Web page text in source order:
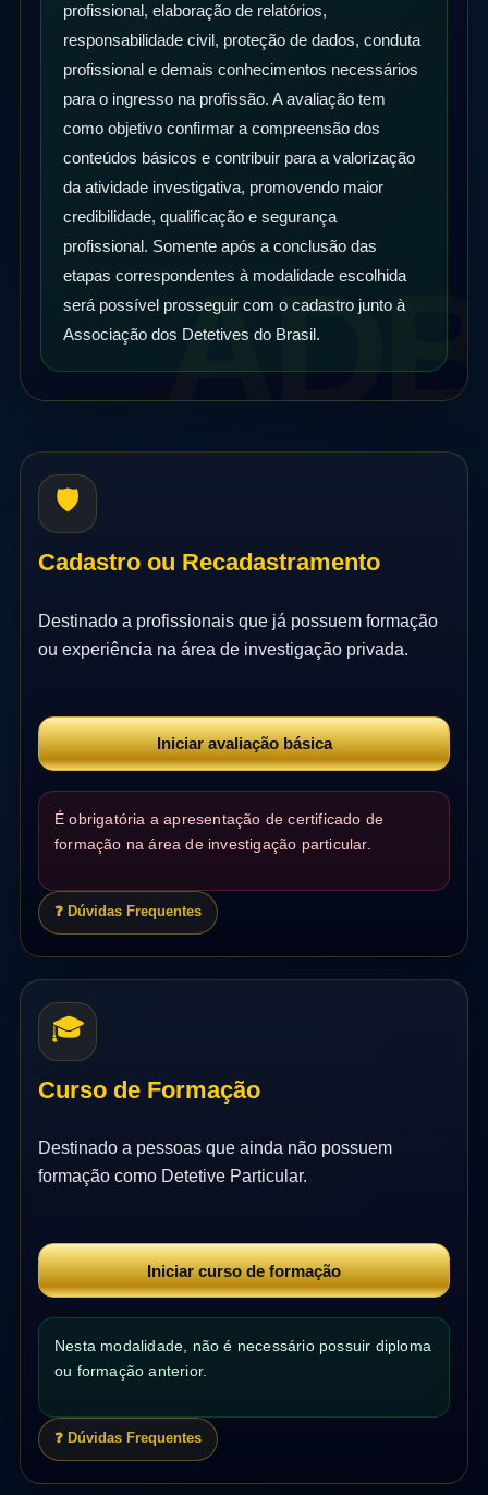
profissional, elaboração de relatórios,
responsabilidade civil, proteção de dados, conduta
profissional e demais conhecimentos necessários
para o ingresso na profissão. A avaliação tem
como objetivo confirmar a compreensão dos
conteúdos básicos e contribuir para a valorização
da atividade investigativa, promovendo maior
credibilidade, qualificação e segurança
profissional. Somente após a conclusão das
etapas correspondentes à modalidade escolhida
será possível prosseguir com o cadastro junto à
Associação dos Detetives do Brasil.
🛡️
Cadastro ou Recadastramento
Destinado a profissionais que já possuem formação
ou experiência na área de investigação privada.
Iniciar avaliação básica
É obrigatória a apresentação de certificado de
formação na área de investigação particular.
❓ Dúvidas Frequentes
🎓
Curso de Formação
Destinado a pessoas que ainda não possuem
formação como Detetive Particular.
Iniciar curso de formação
Nesta modalidade, não é necessário possuir diploma
ou formação anterior.
❓ Dúvidas Frequentes